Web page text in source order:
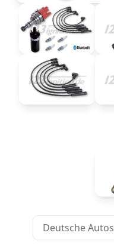
Deutsche Autos